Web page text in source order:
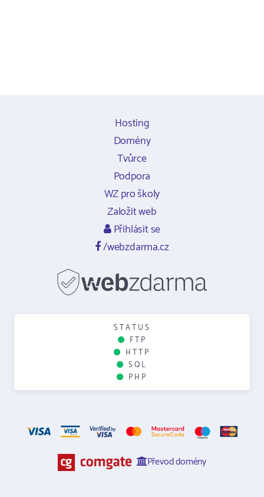
Hosting
Domény
Tvůrce
Podpora
WZ pro školy
Založit web
Přihlásit se
/webzdarma.cz
STATUS
FTP
HTTP
SQL
PHP
Převod domény